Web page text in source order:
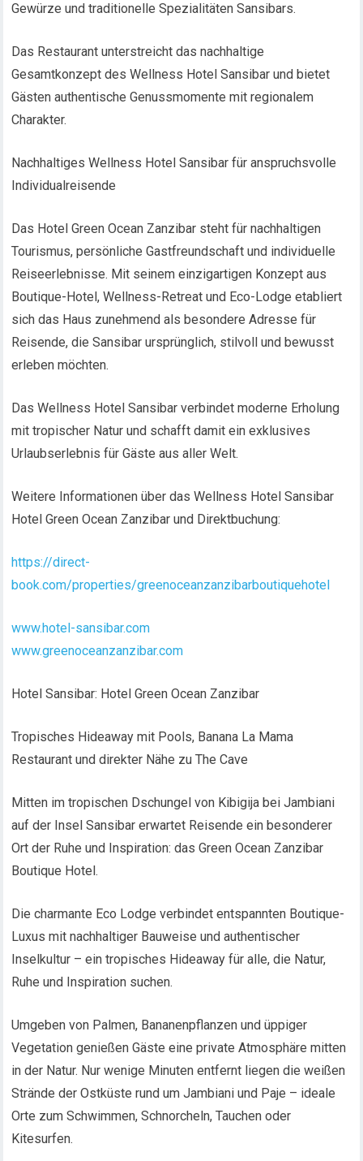
Gewürze und traditionelle Spezialitäten Sansibars.
Das Restaurant unterstreicht das nachhaltige
Gesamtkonzept des Wellness Hotel Sansibar und bietet
Gästen authentische Genussmomente mit regionalem
Charakter.
Nachhaltiges Wellness Hotel Sansibar für anspruchsvolle
Individualreisende
Das Hotel Green Ocean Zanzibar steht für nachhaltigen
Tourismus, persönliche Gastfreundschaft und individuelle
Reiseerlebnisse. Mit seinem einzigartigen Konzept aus
Boutique-Hotel, Wellness-Retreat und Eco-Lodge etabliert
sich das Haus zunehmend als besondere Adresse für
Reisende, die Sansibar ursprünglich, stilvoll und bewusst
erleben möchten.
Das Wellness Hotel Sansibar verbindet moderne Erholung
mit tropischer Natur und schafft damit ein exklusives
Urlaubserlebnis für Gäste aus aller Welt.
Weitere Informationen über das Wellness Hotel Sansibar
Hotel Green Ocean Zanzibar und Direktbuchung:
https://direct-
book.com/properties/greenoceanzanzibarboutiquehotel
www.hotel-sansibar.com
www.greenoceanzanzibar.com
Hotel Sansibar: Hotel Green Ocean Zanzibar
Tropisches Hideaway mit Pools, Banana La Mama
Restaurant und direkter Nähe zu The Cave
Mitten im tropischen Dschungel von Kibigija bei Jambiani
auf der Insel Sansibar erwartet Reisende ein besonderer
Ort der Ruhe und Inspiration: das Green Ocean Zanzibar
Boutique Hotel.
Die charmante Eco Lodge verbindet entspannten Boutique-
Luxus mit nachhaltiger Bauweise und authentischer
Inselkultur – ein tropisches Hideaway für alle, die Natur,
Ruhe und Inspiration suchen.
Umgeben von Palmen, Bananenpflanzen und üppiger
Vegetation genießen Gäste eine private Atmosphäre mitten
in der Natur. Nur wenige Minuten entfernt liegen die weißen
Strände der Ostküste rund um Jambiani und Paje – ideale
Orte zum Schwimmen, Schnorcheln, Tauchen oder
Kitesurfen.